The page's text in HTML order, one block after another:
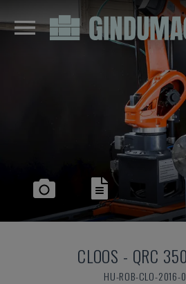
CLOOS - QRC
HU-ROB-CLO-2016-